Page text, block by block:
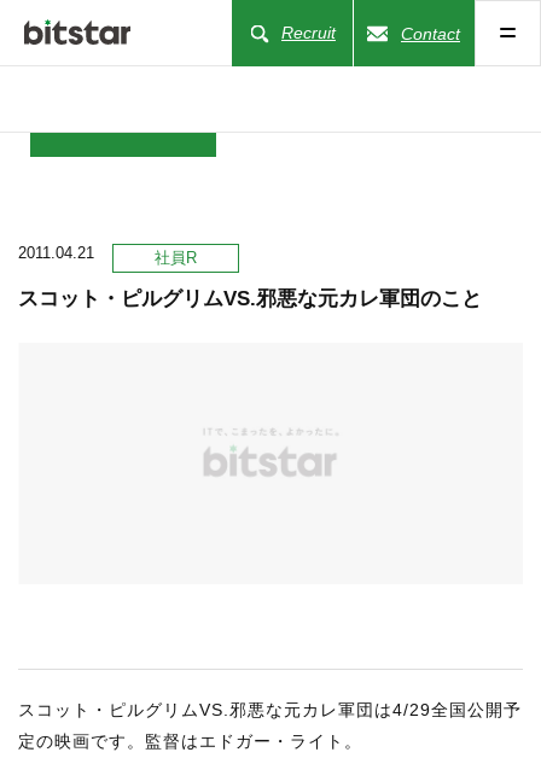
Recruit Contact
COMPANY
CONTACT US
サイトマップ
2011.04.21 社員R
スコット・ピルグリムVS.邪悪な元カレ軍団のこと
スコット・ピルグリムVS.邪悪な元カレ軍団は4/29全国公開予
定の映画です。監督はエドガー・ライト。